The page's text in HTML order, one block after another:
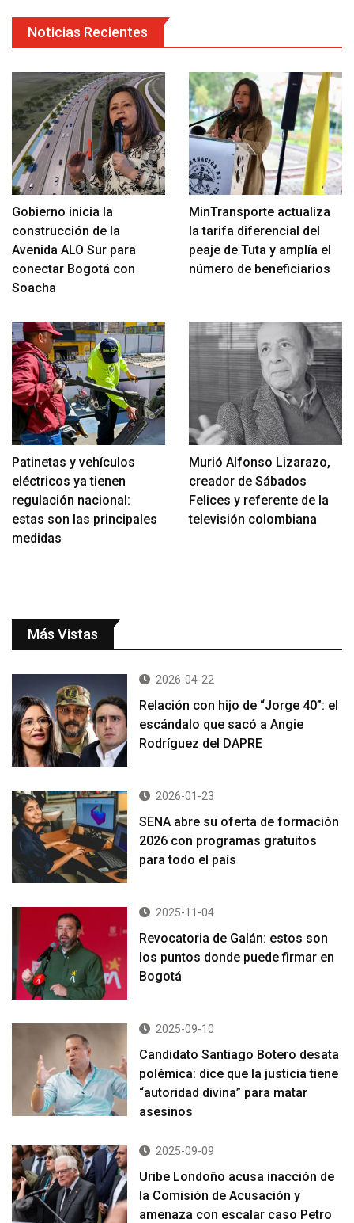
Noticias Recientes
Gobierno inicia la
construcción de la
Avenida ALO Sur para
conectar Bogotá con
Soacha
MinTransporte actualiza
la tarifa diferencial del
peaje de Tuta y amplía el
número de beneficiarios
Patinetas y vehículos
eléctricos ya tienen
regulación nacional:
estas son las principales
medidas
Murió Alfonso Lizarazo,
creador de Sábados
Felices y referente de la
televisión colombiana
Más Vistas
2026-04-22
Relación con hijo de “Jorge 40”: el
escándalo que sacó a Angie
Rodríguez del DAPRE
2026-01-23
SENA abre su oferta de formación
2026 con programas gratuitos
para todo el país
2025-11-04
Revocatoria de Galán: estos son
los puntos donde puede firmar en
Bogotá
2025-09-10
Candidato Santiago Botero desata
polémica: dice que la justicia tiene
“autoridad divina” para matar
asesinos
2025-09-09
Uribe Londoño acusa inacción de
la Comisión de Acusación y
amenaza con escalar caso Petro